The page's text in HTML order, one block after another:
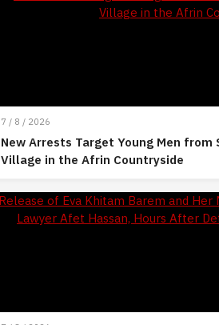
7 / 8 / 2026
New Arrests Target Young Men from
Village in the Afrin Countryside